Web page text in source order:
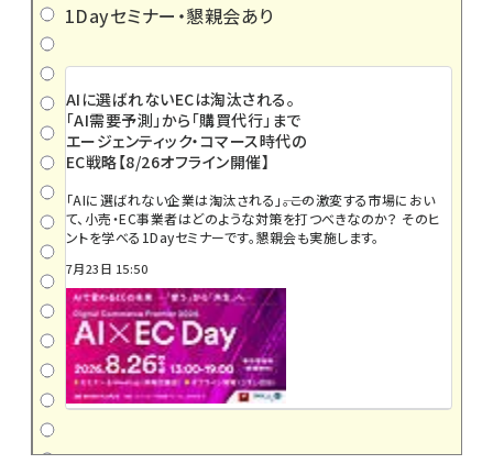
1Dayセミナー・懇親会あり
AIに選ばれないECは淘汰される。
「AI需要予測」から「購買代行」まで
エージェンティック・コマース時代の
EC戦略【8/26オフライン開催】
「AIに選ばれない企業は淘汰される」――。この激変する市場におい
て、小売・EC事業者はどのような対策を打つべきなのか？ そのヒ
ントを学べる1Dayセミナーです。懇親会も実施します。
7月23日 15:50